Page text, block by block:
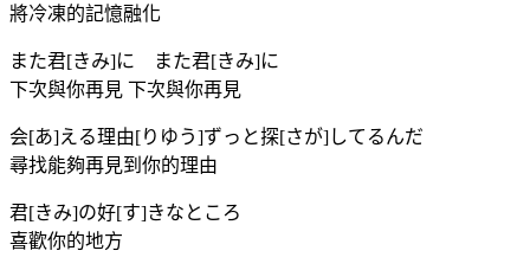
將冷凍的記憶融化
また君[きみ]に また君[きみ]に
下次與你再見 下次與你再見
会[あ]える理由[りゆう]ずっと探[さが]してるんだ
尋找能夠再見到你的理由
君[きみ]の好[す]きなところ
喜歡你的地方